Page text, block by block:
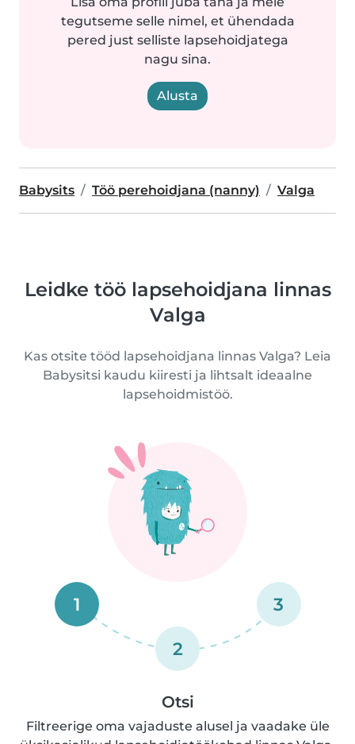
tegutseme selle nimel, et ühendada
pered just selliste lapsehoidjatega
nagu sina.
Alusta
Babysits Töö perehoidjana (nanny) Valga
Leidke töö lapsehoidjana linnas
Valga
Kas otsite tööd lapsehoidjana linnas Valga? Leia
Babysitsi kaudu kiiresti ja lihtsalt ideaalne
lapsehoidmistöö.
1
2
3
Otsi
Filtreerige oma vajaduste alusel ja vaadake üle